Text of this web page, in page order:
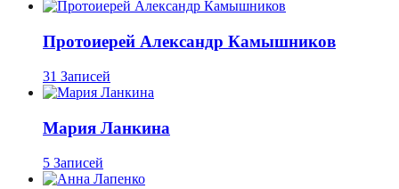
Протоиерей Александр Камышников
31 Записей
Мария Ланкина
5 Записей